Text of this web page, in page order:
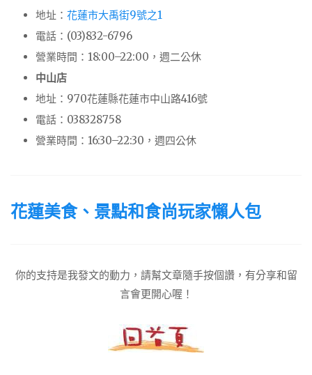
地址： 花蓮市大禹街9號之1
電話：(03)832-6796
營業時間：18:00–22:00，週二公休
中山店
地址：970花蓮縣花蓮市中山路416號
電話：038328758
營業時間：16:30–22:30，週四公休
花蓮美食、景點和食尚玩家懶人包
你的支持是我發文的動力，請幫文章隨手按個讚，有分享和留
言會更開心喔！